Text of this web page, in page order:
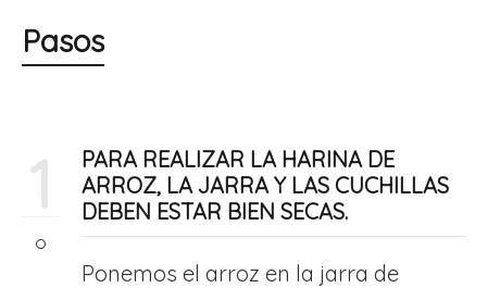
Pasos
1
PARA REALIZAR LA HARINA DE
ARROZ, LA JARRA Y LAS CUCHILLAS
DEBEN ESTAR BIEN SECAS.
Ponemos el arroz en la jarra de